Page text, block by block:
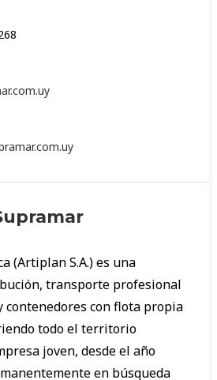
(Artiplan S.A.) es una
transporte profesional
contenedores con flota propia
todo el territorio
joven, desde el año
en búsqueda